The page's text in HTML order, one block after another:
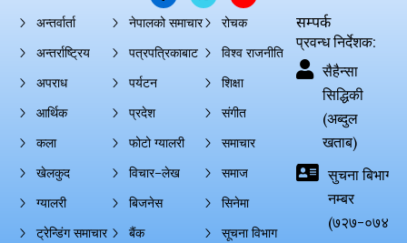
अन्तर्वार्ता
अन्तर्राष्ट्रिय
अपराध
आर्थिक
कला
खेलकुद
ग्यालरी
ट्रेन्डिंग समाचार
नेपालको समाचार
पत्रपत्रिकाबाट
पर्यटन
प्रदेश
फोटो ग्यालरी
विचार–लेख
बिजनेस
बैंक
रोचक
विश्व राजनीति
शिक्षा
संगीत
समाचार
समाज
सिनेमा
सूचना विभाग
सम्पर्क
प्रवन्ध निर्देशक:
सैहैन्सा
सिद्धिकी
(अब्दुल
खताब)
सुचना बिभाग
नम्बर
(७२७-०७४-